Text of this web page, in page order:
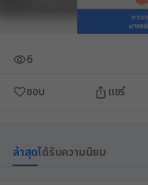
ชอบ แชร์
6
ล่าสุดได้รับความนิยม